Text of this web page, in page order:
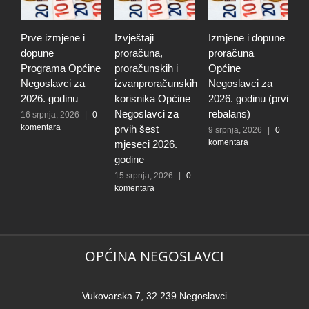
Prve izmjene i
dopune
Programa Općine
Negoslavci za
2026. godinu
16 srpnja, 2026
0
komentara
Izvještaji
proračuna,
proračunskih i
izvanproračunskih
korisnika Općine
Negoslavci za
prvih šest
mjeseci 2026.
godine
15 srpnja, 2026
0
komentara
Izmjene i dopune
proračuna
Općine
Negoslavci za
2026. godinu (prvi
rebalans)
9 srpnja, 2026
0
komentara
OPĆINA NEGOSLAVCI
Vukovarska 7, 32 239 Negoslavci